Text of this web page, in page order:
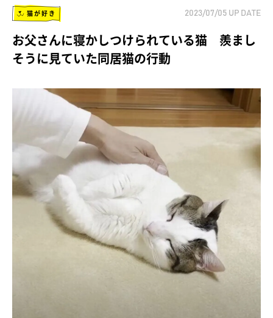
猫が好き 2023/07/05 UP DATE
お父さんに寝かしつけられている猫 羨まし
そうに見ていた同居猫の行動